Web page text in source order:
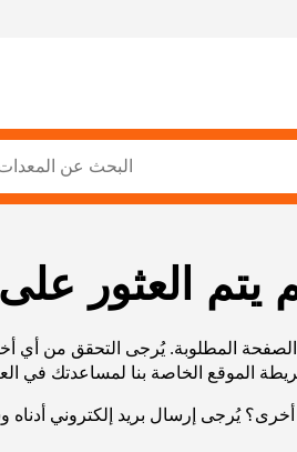
يتم العثور
المطلوبة. يُرجى التحقق من أي
يُرجى إرسال بريد إلكتروني أدناه